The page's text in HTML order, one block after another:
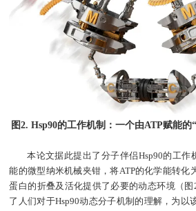
图2. Hsp90的工作机制：一个由ATP赋能
本论文据此提出了分子伴侣Hsp90的工作
能的微型纳米机械夹钳，将ATP的化学能转化
蛋白的折叠及活化提供了必要的动态环境（
了人们对于Hsp90动态分子机制的理解，为以